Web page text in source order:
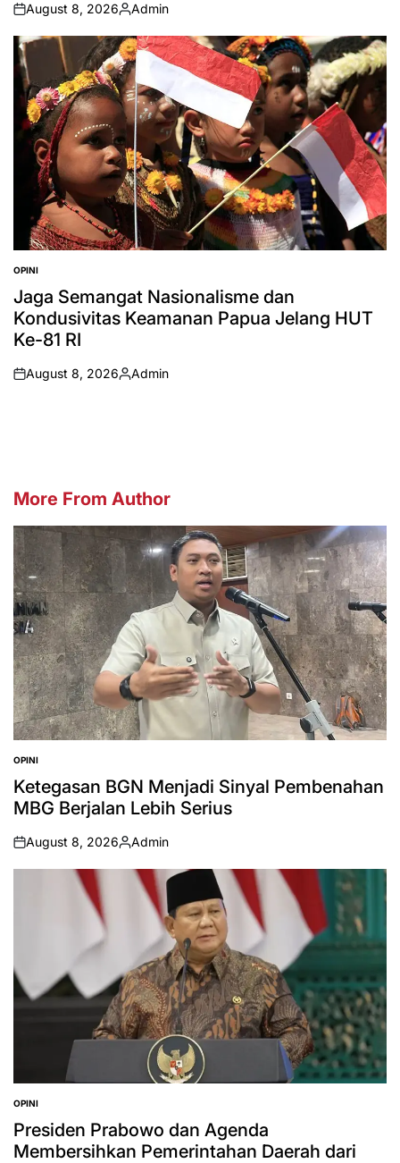
on
August 8, 2026
Posted
by
Admin
POSTED
IN
OPINI
Jaga Semangat Nasionalisme dan
Kondusivitas Keamanan Papua Jelang HUT
Ke-81 RI
on
August 8, 2026
Posted
Admin
More From Author
POSTED
IN
OPINI
Ketegasan BGN Menjadi Sinyal Pembenahan
MBG Berjalan Lebih Serius
on
August 8, 2026
Posted
by
Admin
POSTED
IN
OPINI
Presiden Prabowo dan Agenda
Membersihkan Pemerintahan Daerah dari